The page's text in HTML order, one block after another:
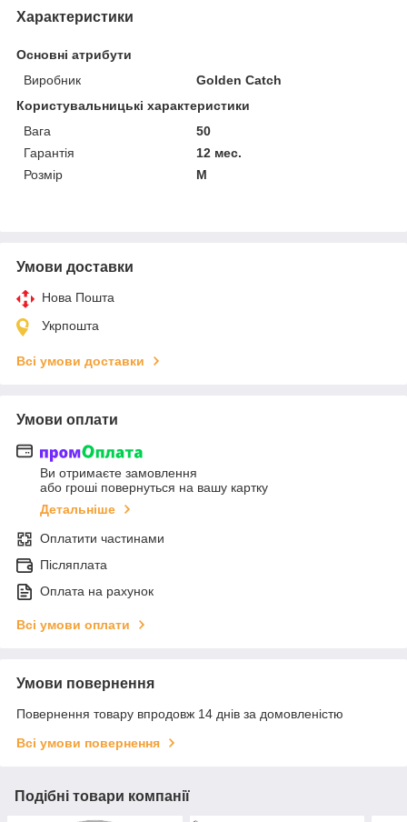
Характеристики
Основні атрибути
Виробник
Golden Catch
Користувальницькі характеристики
Вага
50
Гарантія
12 мес.
Розмір
M
Умови доставки
Нова Пошта
Укрпошта
Всі умови доставки
Умови оплати
Ви отримаєте замовлення
або гроші повернуться на вашу картку
Детальніше
Оплатити частинами
Післяплата
Оплата на рахунок
Всі умови оплати
Умови повернення
Повернення товару впродовж 14 днів за домовленістю
Всі умови повернення
Подібні товари компанії